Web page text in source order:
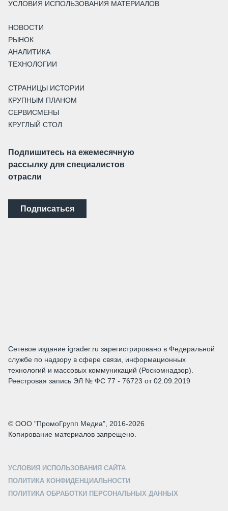
УСЛОВИЯ ИСПОЛЬЗОВАНИЯ МАТЕРИАЛОВ
НОВОСТИ
РЫНОК
АНАЛИТИКА
ТЕХНОЛОГИИ
СТРАНИЦЫ ИСТОРИИ
КРУПНЫМ ПЛАНОМ
СЕРВИСМЕНЫ
КРУГЛЫЙ СТОЛ
Подпишитесь на ежемесячную
рассылку для специалистов
отрасли
Подписаться
Сетевое издание igrader.ru зарегистрировано в Федеральной
службе по надзору в сфере связи, информационных
технологий и массовых коммуникаций (Роскомнадзор).
Реестровая запись ЭЛ № ФС 77 - 76723 от 02.09.2019
© ООО "ПромоГрупп Медиа", 2016-2026
Копирование материалов запрещено.
УСЛОВИЯ ИСПОЛЬЗОВАНИЯ САЙТА
ПОЛИТИКА КОНФИДЕНЦИАЛЬНОСТИ
ПОЛИТИКА ОБРАБОТКИ ПЕРСОНАЛЬНЫХ ДАННЫХ